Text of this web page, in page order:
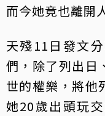
而今她竟也離開
天殘11日發文
們，除了列出日
世的權樂，將他
她20歲出頭玩